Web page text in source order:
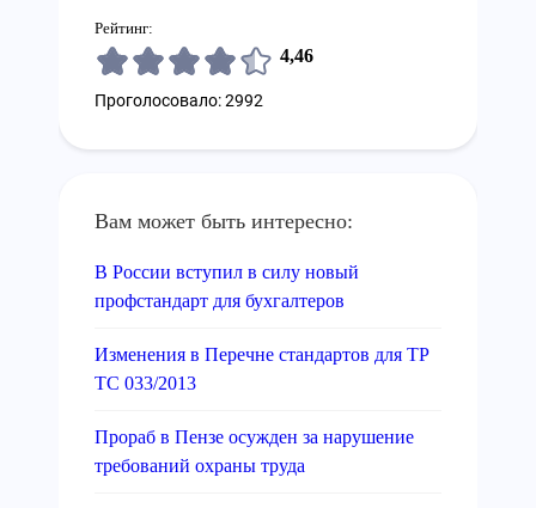
Рейтинг:
4,46
Проголосовало: 2992
Вам может быть интересно:
В России вступил в силу новый
профстандарт для бухгалтеров
Изменения в Перечне стандартов для ТР
ТС 033/2013
Прораб в Пензе осужден за нарушение
требований охраны труда